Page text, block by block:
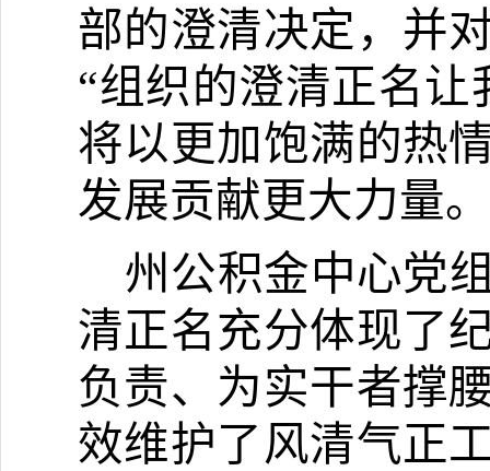
部的澄清决定，并
“组织的澄清正名
将以更加饱满的热
发展贡献更大力量。
州公积金中心党
清正名充分体现了
负责、为实干者撑
效维护了风清气正